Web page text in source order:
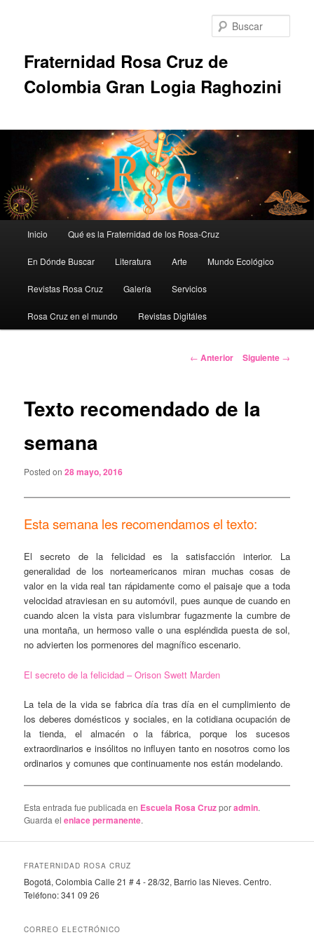
Fraternidad Rosa Cruz de
Colombia Gran Logia Raghozini
principal
Inicio Qué es la Fraternidad de los Rosa-Cruz
En Dónde Buscar Literatura Arte Mundo Ecológico
Revistas Rosa Cruz Galería Servicios
Rosa Cruz en el mundo Revistas Digitáles
Navegación
← Anterior Siguiente →
Texto recomendado de la
semana
Posted on28 mayo, 2016
Esta semana les recomendamos el texto:
El secreto de la felicidad es la satisfacción interior. La
generalidad de los norteamericanos miran muchas cosas de
valor en la vida real tan rápidamente como el paisaje que a toda
velocidad atraviesan en su automóvil, pues aunque de cuando en
cuando alcen la vista para vislumbrar fugazmente la cumbre de
una montaña, un hermoso valle o una espléndida puesta de sol,
no advierten los pormenores del magnífico escenario.
El secreto de la felicidad – Orison Swett Marden
La tela de la vida se fabrica día tras día en el cumplimiento de
los deberes domésticos y sociales, en la cotidiana ocupación de
la tienda, el almacén o la fábrica, porque los sucesos
extraordinarios e insólitos no influyen tanto en nosotros como los
ordinarios y comunes que continuamente nos están modelando.
Esta entrada fue publicada en Escuela Rosa Cruzporadmin.
Guarda elenlace permanente.
FRATERNIDAD ROSA CRUZ
Bogotá, Colombia Calle 21 # 4 - 28/32, Barrio las Nieves. Centro.
Teléfono: 341 09 26
CORREO ELECTRÓNICO